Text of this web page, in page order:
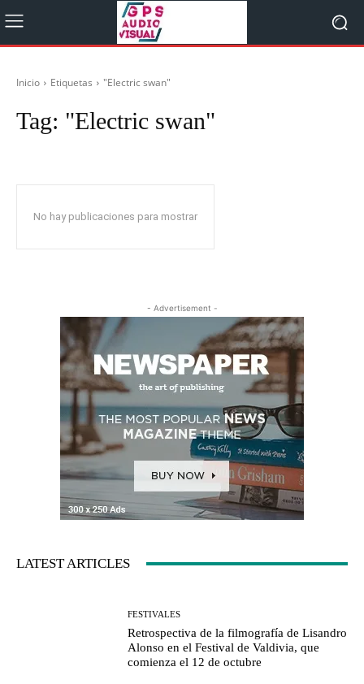
Inicio Etiquetas "Electric swan"
Tag: "Electric swan"
No hay publicaciones para mostrar
- Advertisement -
LATEST ARTICLES
FESTIVALES
Retrospectiva de la filmografía de Lisandro
Alonso en el Festival de Valdivia, que
comienza el 12 de octubre